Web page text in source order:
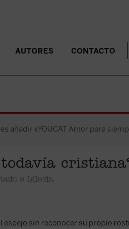
AUTORES CONTACTO
añadir «YOUCAT Amor para
e Iglesia
espejo sin reconocer su propio